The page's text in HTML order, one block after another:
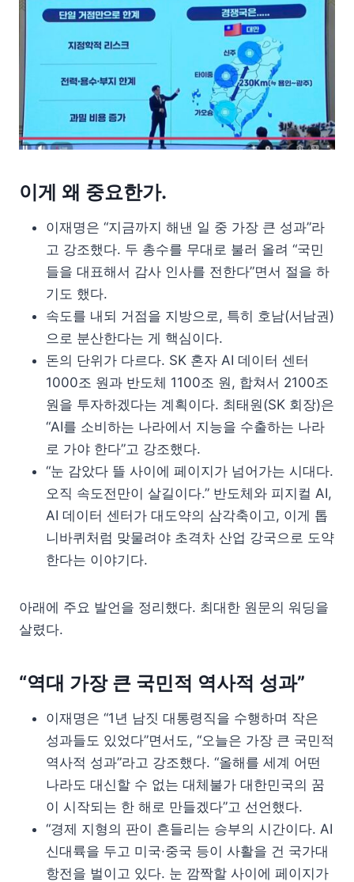
이게 왜 중요한가.
이재명은 “지금까지 해낸 일 중 가장 큰 성과”라
고 강조했다. 두 총수를 무대로 불러 올려 “국민
들을 대표해서 감사 인사를 전한다”면서 절을 하
기도 했다.
속도를 내되 거점을 지방으로, 특히 호남(서남권)
으로 분산한다는 게 핵심이다.
돈의 단위가 다르다. SK 혼자 AI 데이터 센터
1000조 원과 반도체 1100조 원, 합쳐서 2100조
원을 투자하겠다는 계획이다. 최태원(SK 회장)은
“AI를 소비하는 나라에서 지능을 수출하는 나라
로 가야 한다”고 강조했다.
“눈 감았다 뜰 사이에 페이지가 넘어가는 시대다.
오직 속도전만이 살길이다.” 반도체와 피지컬 AI,
AI 데이터 센터가 대도약의 삼각축이고, 이게 톱
니바퀴처럼 맞물려야 초격차 산업 강국으로 도약
한다는 이야기다.
아래에 주요 발언을 정리했다. 최대한 원문의 워딩을
살렸다.
“역대 가장 큰 국민적 역사적 성과”
이재명은 “1년 남짓 대통령직을 수행하며 작은
성과들도 있었다”면서도, “오늘은 가장 큰 국민적
역사적 성과”라고 강조했다. “올해를 세계 어떤
나라도 대신할 수 없는 대체불가 대한민국의 꿈
이 시작되는 한 해로 만들겠다”고 선언했다.
“경제 지형의 판이 흔들리는 승부의 시간이다. AI
신대륙을 두고 미국·중국 등이 사활을 건 국가대
항전을 벌이고 있다. 눈 깜짝할 사이에 페이지가